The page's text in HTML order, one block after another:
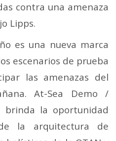
contra una amenaza
Lipps.
es una nueva marca
escenarios de prueba
las amenazas del
At-Sea Demo /
brinda la oportunidad
la arquitectura de